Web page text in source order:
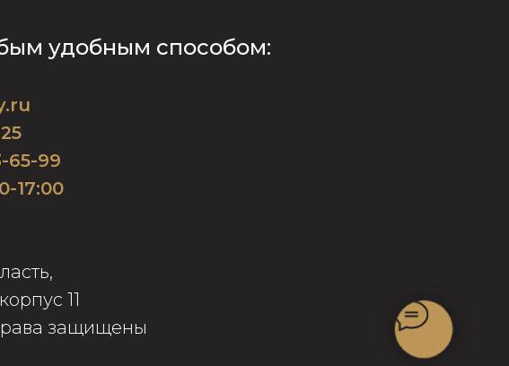
удобным способом:
65-99
17:00
11
защищены